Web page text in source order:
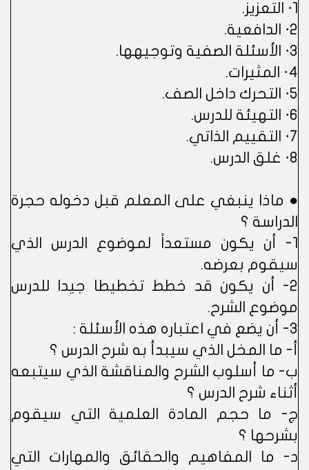
1· التعزيز.
2· الدافعية.
3· الأسئلة الصفية وتوجيهها.
4· المثيرات.
5· التحرك داخل الصف.
6· التهيئة للدرس.
7· التقييم الذاتي.
8· غلق الدرس.
● ماذا ينبغي على المعلم قبل دخوله حجرة
الدراسة ؟
1- أن يكون مستعداً لموضوع الدرس الذي
سيقوم بعرضه.
2- أن يكون قد خطط تخطيطا جيدا للدرس
موضوع الشرح.
3- أن يضع في اعتباره هذه الأسئلة :
أ- ما المخل الذي سيبدأ به شرح الدرس ؟
ب- ما أسلوب الشرح والمناقشة الذي سيتبعه
أثناء شرح الدرس ؟
ج- ما حجم المادة العلمية التي سيقوم
بشرحها ؟
د- ما المفاهيم والحقائق والمهارات التي